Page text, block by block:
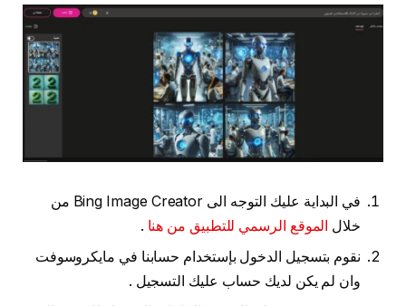
في البداية عليك التوجه الى Bing Image Creator من
خلال الموقع الرسمي للتطبيق من هنا .
نقوم بتسجيل الدخول بإستخدام حسابنا في مايكروسوفت
وان لم يكن لديك حساب عليك التسجيل .